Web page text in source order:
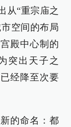
从“重宗庙之
空间的布局
殿中心制的
突出天子之
经降至次要
的命名：都